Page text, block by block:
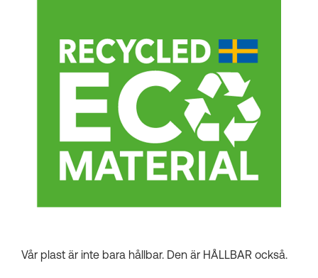
Källsortering
Hinkar & Tunnor
Kundkorgar
Vår plast är inte bara hållbar. Den är HÅLLBAR också.